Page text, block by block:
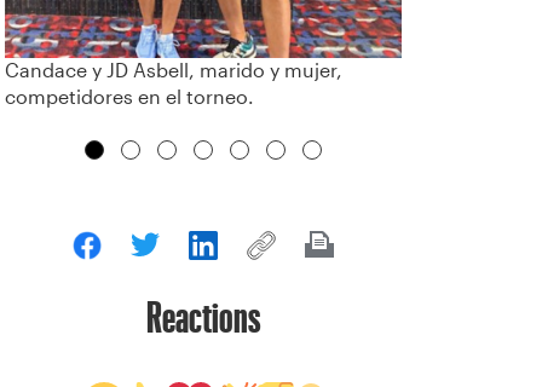
Candace y JD Asbell, marido y mujer,
competidores en el torneo.
Reactions